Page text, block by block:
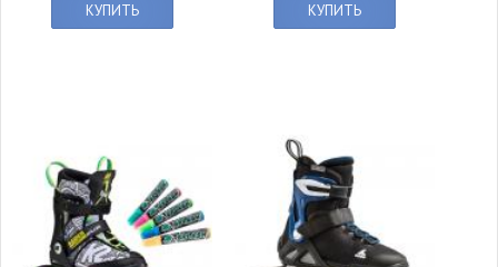
КУПИТЬ КУПИТЬ